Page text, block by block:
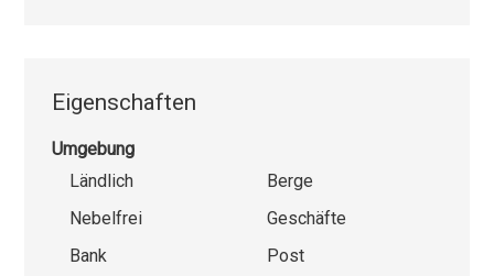
Eigenschaften
Umgebung
Ländlich
Berge
Nebelfrei
Geschäfte
Bank
Post